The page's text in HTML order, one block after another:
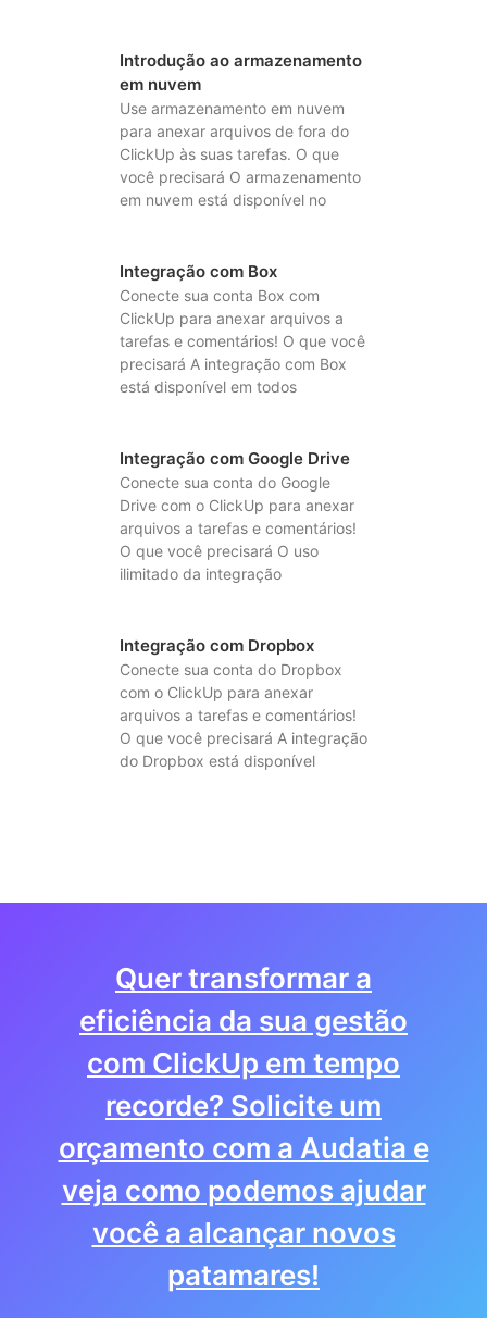
Introdução ao armazenamento
em nuvem
Use armazenamento em nuvem
para anexar arquivos de fora do
ClickUp às suas tarefas. O que
você precisará O armazenamento
em nuvem está disponível no
Integração com Box
Conecte sua conta Box com
ClickUp para anexar arquivos a
tarefas e comentários! O que você
precisará A integração com Box
está disponível em todos
Integração com Google Drive
Conecte sua conta do Google
Drive com o ClickUp para anexar
arquivos a tarefas e comentários!
O que você precisará O uso
ilimitado da integração
Integração com Dropbox
Conecte sua conta do Dropbox
com o ClickUp para anexar
arquivos a tarefas e comentários!
O que você precisará A integração
do Dropbox está disponível
Quer transformar a
eficiência da sua gestão
com ClickUp em tempo
recorde? Solicite um
orçamento com a Audatia e
veja como podemos ajudar
você a alcançar novos
patamares!